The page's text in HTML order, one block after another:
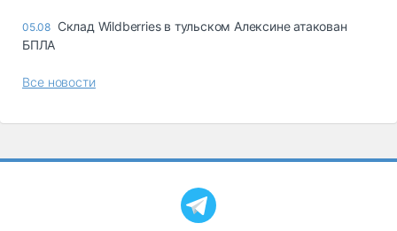
05.08 Склад Wildberries в тульском Алексине атакован
БПЛА
Все новости